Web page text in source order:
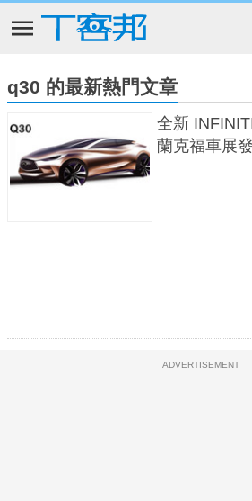
q30 的最新熱門文章
全新
蘭克福車展
ADVERTISEMENT